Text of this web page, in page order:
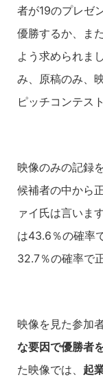
者が19のプレゼ
優勝するか、ま
よう求められま
み、原稿のみ、
ピッチコンテス
映像のみの記録
候補者の中から
ァイ氏は言いま
は43.6％の確率
32.7％の確率で
映像を見た参加者
な要因で優勝者
た映像では、 起